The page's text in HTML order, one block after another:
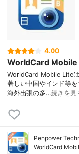
4.00
WorldCard Mobile
WorldCard Mobile Lite
著しい中国やインド等
海外出張の多…続きを見
Penpower
WorldCard